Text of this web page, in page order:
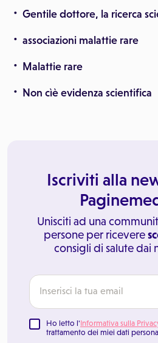
Gentile dottore, la ricerca
associazioni malattie rare
Malattie rare
Non cìè evidenza scientifica
Iscriviti alla
Unisciti ad una
persone per ricevere
consigli di salute dai
Ho letto l'Informativa sulla
trattamento dei miei dati